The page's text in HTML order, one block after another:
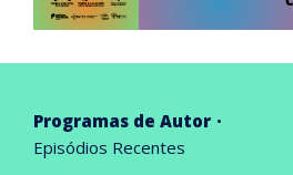
Programas de Autor
Episódios Recentes